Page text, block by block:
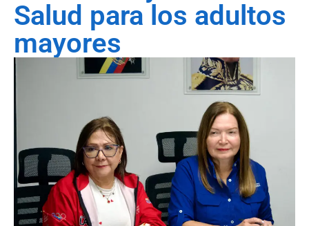
Salud para los adultos
mayores